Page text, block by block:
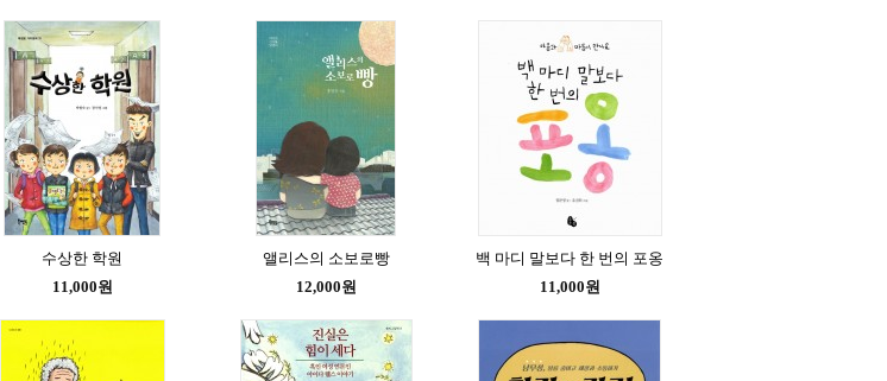
수상한 학원
11,000원
앨리스의 소보로빵
12,000원
백 마디 말보다 한 번의 포옹
11,000원